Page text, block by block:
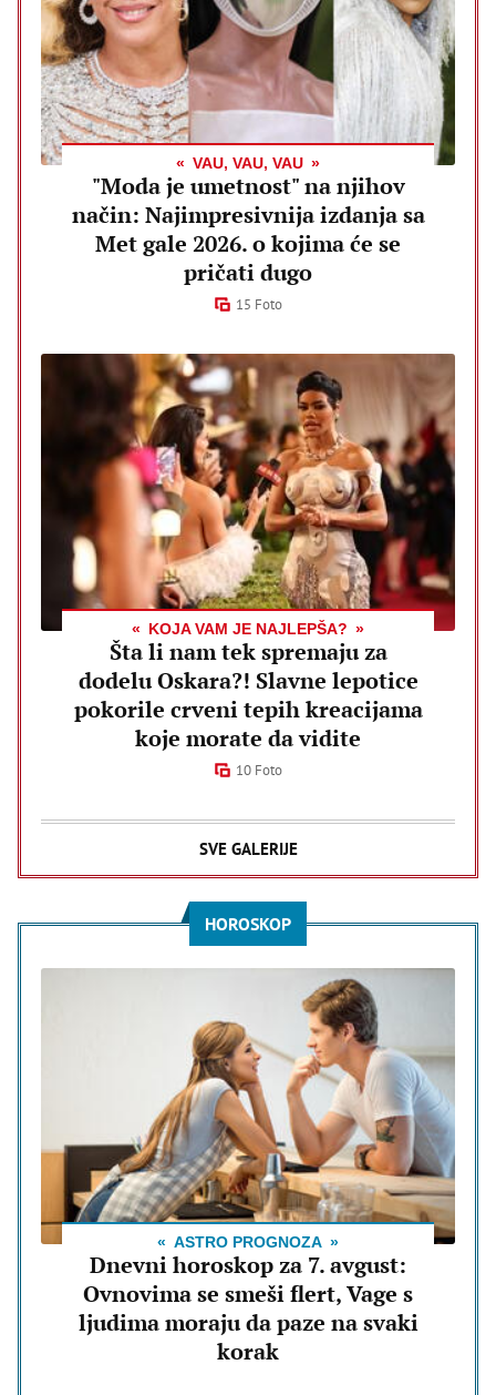
VAU, VAU, VAU
"Moda je umetnost" na njihov
način: Najimpresivnija izdanja sa
Met gale 2026. o kojima će se
pričati dugo
15 Foto
KOJA VAM JE NAJLEPŠA?
Šta li nam tek spremaju za
dodelu Oskara?! Slavne lepotice
pokorile crveni tepih kreacijama
koje morate da vidite
10 Foto
SVE GALERIJE
HOROSKOP
ASTRO PROGNOZA
Dnevni horoskop za 7. avgust:
Ovnovima se smeši flert, Vage s
ljudima moraju da paze na svaki
korak